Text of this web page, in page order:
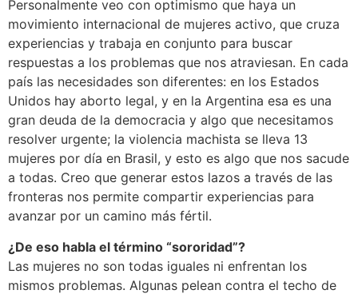
Personalmente veo con optimismo que haya un
movimiento internacional de mujeres activo, que cruza
experiencias y trabaja en conjunto para buscar
respuestas a los problemas que nos atraviesan. En cada
país las necesidades son diferentes: en los Estados
Unidos hay aborto legal, y en la Argentina esa es una
gran deuda de la democracia y algo que necesitamos
resolver urgente; la violencia machista se lleva 13
mujeres por día en Brasil, y esto es algo que nos sacude
a todas. Creo que generar estos lazos a través de las
fronteras nos permite compartir experiencias para
avanzar por un camino más fértil.
¿De eso habla el término “sororidad”?
Las mujeres no son todas iguales ni enfrentan los
mismos problemas. Algunas pelean contra el techo de